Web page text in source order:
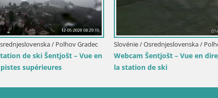
Italie / Trentin-Haut Adige / Rio Pusteria-
Mühlbach
Webcam Gitschlift / télésiège Gitsch –
Station amont (2 512 m)
Italie /
Station de